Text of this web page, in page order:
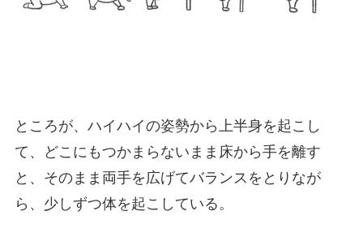
ところが、ハイハイの姿勢から上半身を起こし
て、どこにもつかまらないまま床から手を離す
と、そのまま両手を広げてバランスをとりなが
ら、少しずつ体を起こしている。